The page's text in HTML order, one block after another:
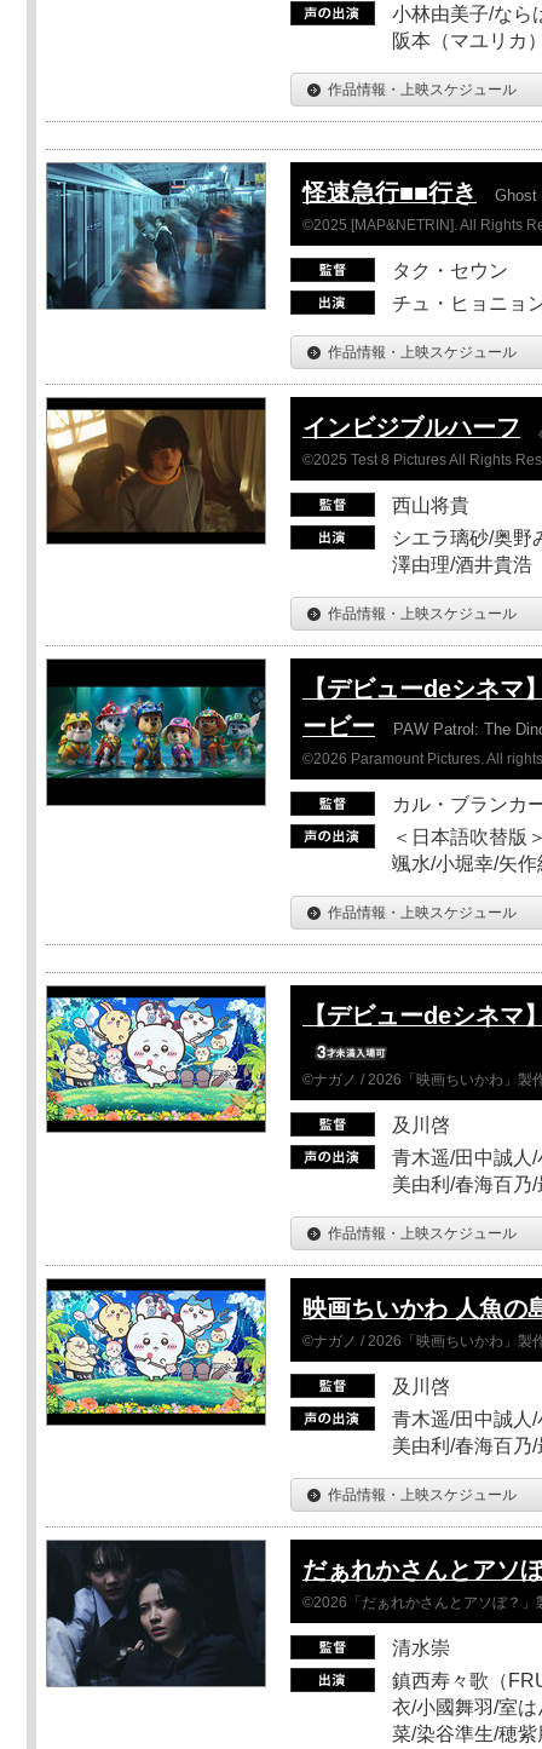
小林由美子/なら
阪本（マユリカ
作品情報・上映スケジュール
怪速急行■■行き Ghost
©2025 [MAP&NETRIN]. All Rights
タク・セウン
チュ・ヒョニョ
作品情報・上映スケジュール
インビジブルハーフ
©2025 Test 8 Pictures All Rights
西山将貴
シエラ璃砂/奥野
澤由理/酒井貴浩
作品情報・上映スケジュール
【デビューdeシネマ
ービー
PAW Patrol: The
©2026 Paramount Pictures. All
カル・ブランカ
＜日本語吹替版
颯水/小堀幸/矢作
作品情報・上映スケジュール
【デビューdeシネマ
©ナガノ / 2026「映画ちいかわ」製
及川啓
青木遥/田中誠人
美由利/春海百乃
作品情報・上映スケジュール
映画ちいかわ 人魚の
©ナガノ / 2026「映画ちいかわ」製
及川啓
青木遥/田中誠人
美由利/春海百乃
作品情報・上映スケジュール
だぁれかさんとアソ
©2026「だぁれかさんとアソぼ？」
清水崇
鎮西寿々歌（
衣/小國舞羽/室
菜/染谷準生/穂